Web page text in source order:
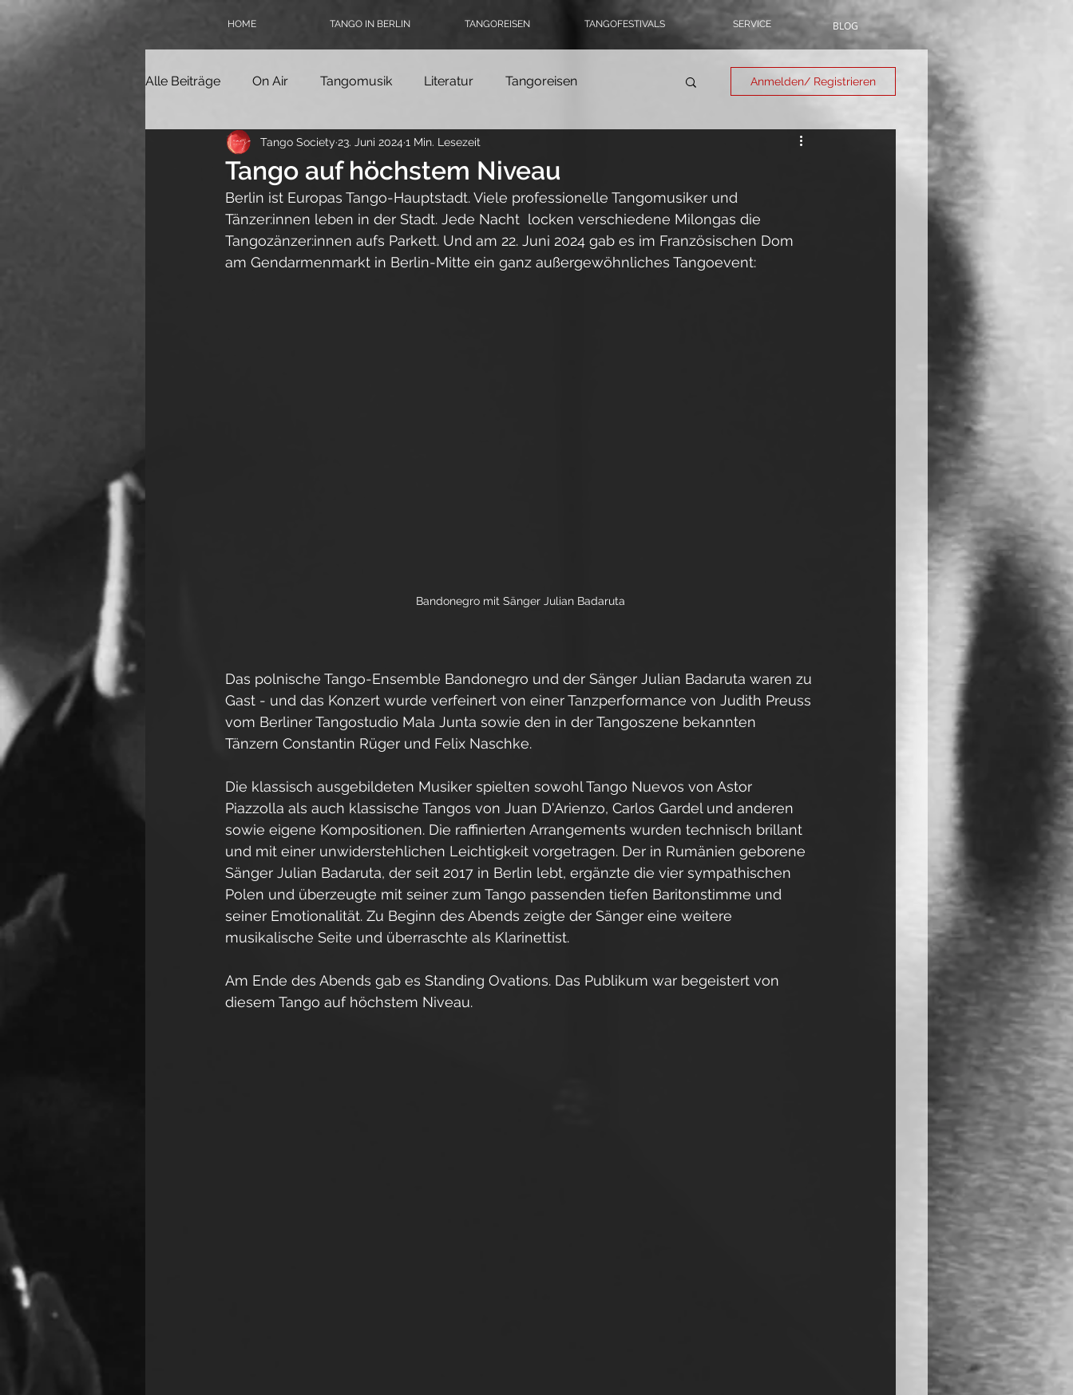
HOME TANGO IN BERLIN TANGOREISEN TANGOFESTIVALS SERVICE BLOG
Alle Beiträge On Air Tangomusik Literatur Tangoreisen
Tangokolumne Tangofilm Tango-Logbuch
Geschichte Tangomode & Schuhe Coronatango
Online-Milonga Tangoverein Tangokultur Event-Tipps Jobs
Anmelden/ Registrieren
Tango auf höchstem Niveau
Tango Society 23. Juni 2024 1 Min. Lesezeit
Berlin ist Europas Tango-Hauptstadt. Viele professionelle Tangomusiker und
Tänzer:innen leben in der Stadt. Jede Nacht  locken verschiedene Milongas die
Tangozänzer:innen aufs Parkett. Und am 22. Juni 2024 gab es im Französischen Dom
am Gendarmenmarkt in Berlin-Mitte ein ganz außergewöhnliches Tangoevent:
Bandonegro mit Sänger Julian Badaruta
Das polnische Tango-Ensemble Bandonegro und der Sänger Julian Badaruta waren zu
Gast - und das Konzert wurde verfeinert von einer Tanzperformance von Judith Preuss
vom Berliner Tangostudio Mala Junta sowie den in der Tangoszene bekannten
Tänzern Constantin Rüger und Felix Naschke.
Die klassisch ausgebildeten Musiker spielten sowohl Tango Nuevos von Astor
Piazzolla als auch klassische Tangos von Juan D'Arienzo, Carlos Gardel und anderen
sowie eigene Kompositionen. Die raffinierten Arrangements wurden technisch brillant
und mit einer unwiderstehlichen Leichtigkeit vorgetragen. Der in Rumänien geborene
Sänger Julian Badaruta, der seit 2017 in Berlin lebt, ergänzte die vier sympathischen
Polen und überzeugte mit seiner zum Tango passenden tiefen Baritonstimme und
seiner Emotionalität. Zu Beginn des Abends zeigte der Sänger eine weitere
musikalische Seite und überraschte als Klarinettist.
Am Ende des Abends gab es Standing Ovations. Das Publikum war begeistert von
diesem Tango auf höchstem Niveau.